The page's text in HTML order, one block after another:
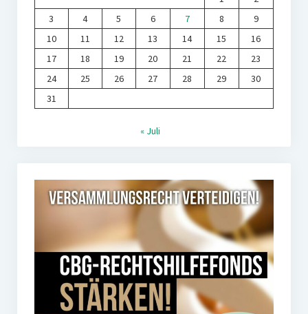
3
4 5 6 7 8
9
10
11 12 13 14 15
16
17
18 19 20 21 22
23
24
25 26 27 28 29
30
31
« Juli